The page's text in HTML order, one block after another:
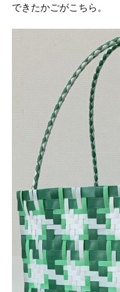
できたかごがこちら。